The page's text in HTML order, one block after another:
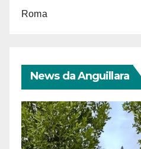
Roma
News da Anguillara